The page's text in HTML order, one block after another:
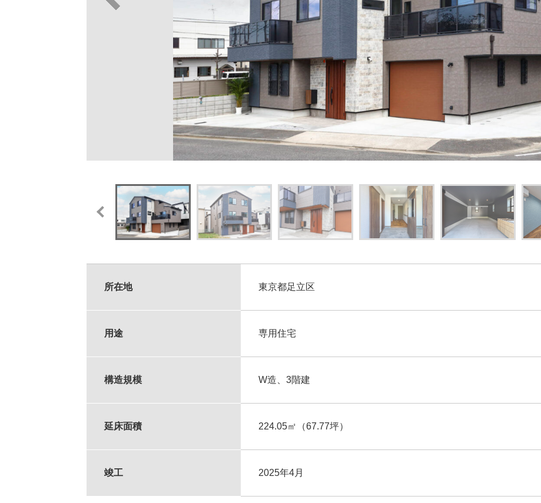
所在地 東京都足立区
用途 専用住宅
構造規模 W造、3階建
延床面積 224.05㎡（67.77坪）
竣工 2025年4月